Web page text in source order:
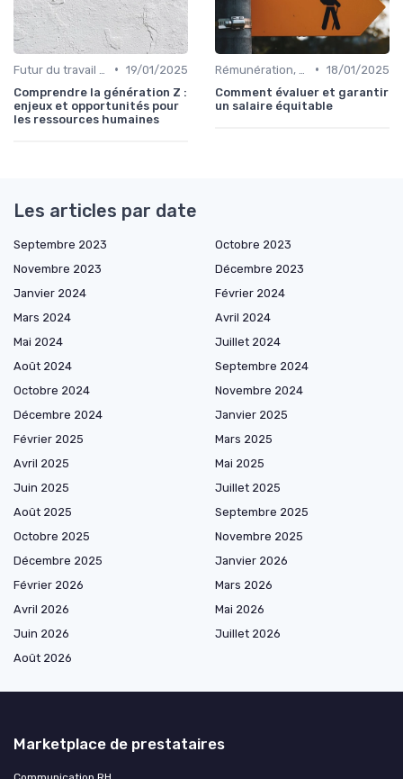
• 19/01/2025
Comprendre la génération Z :
enjeux et opportunités pour
les ressources humaines
• 18/01/2025
Comment évaluer et garantir
un salaire équitable
Les articles par date
Septembre 2023
Octobre 2023
Novembre 2023
Décembre 2023
Janvier 2024
Février 2024
Mars 2024
Avril 2024
Mai 2024
Juillet 2024
Août 2024
Septembre 2024
Octobre 2024
Novembre 2024
Décembre 2024
Janvier 2025
Février 2025
Mars 2025
Avril 2025
Mai 2025
Juin 2025
Juillet 2025
Août 2025
Septembre 2025
Octobre 2025
Novembre 2025
Décembre 2025
Janvier 2026
Février 2026
Mars 2026
Avril 2026
Mai 2026
Juin 2026
Juillet 2026
Août 2026
Marketplace de prestataires